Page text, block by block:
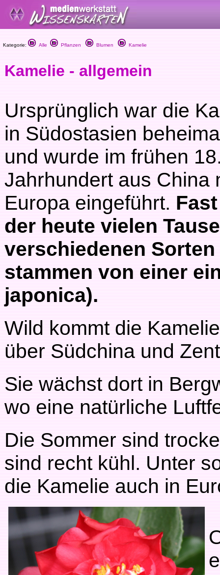
Kategorie: Alle Pflanzen Blumen Kamelie
Kamelie - allgemein
Ursprünglich war die
in Südostasien
und wurde im frühen
Jahrhundert aus China
Europa eingeführt.
der heute vielen
verschiedenen Sorten
stammen von einer
japonica).
Wild kommt die
über Südchina und
Sie wächst dort in
wo eine natürliche
Die Sommer sind
sind recht kühl. Unter
die Kamelie auch in